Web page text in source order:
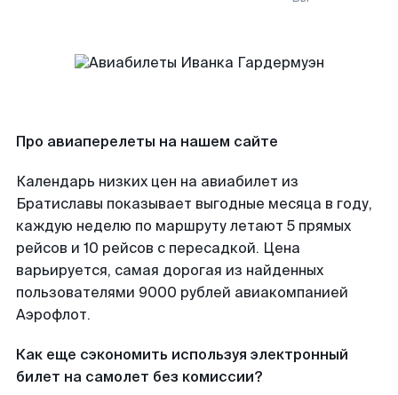
Про авиаперелеты на нашем сайте
Календарь низких цен на авиабилет из
Братиславы показывает выгодные месяца в году,
каждую неделю по маршруту летают 5 прямых
рейсов и 10 рейсов с пересадкой. Цена
варьируется, самая дорогая из найденных
пользователями 9000 рублей авиакомпанией
Аэрофлот.
Как еще сэкономить используя электронный
билет на самолет без комиссии?